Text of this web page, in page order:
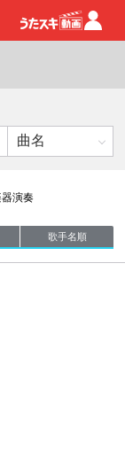
演奏
歌手名順